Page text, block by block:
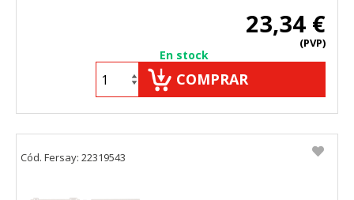
23,34 €
(PVP)
En stock
COMPRAR
Cód. Fersay: 22319543